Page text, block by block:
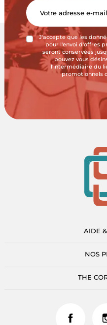
J'accepte que les
pour l'envoi d'offres
seront conservées
pouvez vous
l'intermédiaire du
promotionnels
AIDE
NOS
THE